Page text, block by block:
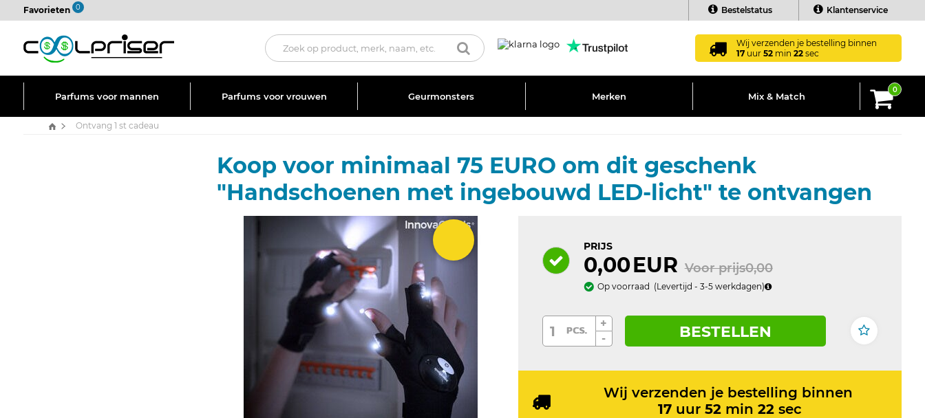
Favorieten 0 Bestelstatus Klantenservice
Wij verzenden je bestelling binnen
17 uur52 min21sec
Parfums voor mannen Parfums voor vrouwen Geurmonsters Merken Mix & Match
0
Ontvang 1 st cadeau
Koop voor minimaal 75 EURO om dit geschenk
"Handschoenen met ingebouwd LED-licht" te ontvangen
PRIJS
0,00EUR Voor prijs0,00
Op voorraad (Levertijd - 3-5 werkdagen)
+
-
BESTELLEN
Wij verzenden je bestelling binnen
17 uur52 min21sec